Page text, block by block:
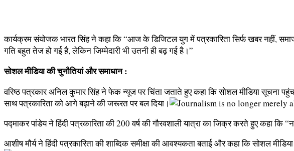
कार्यक्रम संयोजक भारत सिंह ने कहा कि “आज के डिजिटल युग में पत्रकारिता सिर्फ खबर नहीं,
गति बहुत तेज हो गई है, लेकिन जिम्मेदारी भी उतनी ही बढ़ गई है।”
सोशल मीडिया की चुनौतियां और समाधान :
वरिष्ठ पत्रकार अनिल कुमार सिंह ने फेक न्यूज पर चिंता जताते हुए कहा कि सोशल मीडिया सूचना
साथ पत्रकारिता को आगे बढ़ाने की जरूरत पर बल दिया।
पद्माकर पांडेय ने हिंदी पत्रकारिता की 200 वर्ष की गौरवशाली यात्रा का जिक्र करते हुए कहा कि
आशीष मौर्य ने हिंदी पत्रकारिता की शाब्दिक समीक्षा की आवश्यकता बताई और कहा कि सोशल